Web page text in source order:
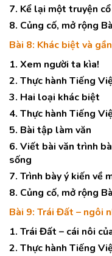
7. Kể lại một truyện
8. Củng cố, mở rộng
Bài 8: Khác biệt và
1. Xem người ta kìa!
2. Thực hành Tiếng
3. Hai loại khác biệt
4. Thực hành Tiếng
5. Bài tập làm văn
6. Viết bài văn trình
sống
7. Trình bày ý kiến về
8. Củng cố, mở rộng
Bài 9: Trái Đất – ngôi
1. Trái Đất – cái nôi
2. Thực hành Tiếng